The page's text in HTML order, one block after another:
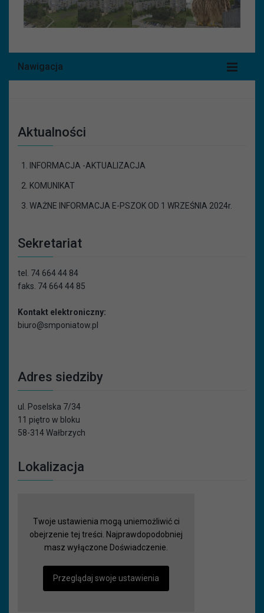
Nawigacja
Aktualności
INFORMACJA -AKTUALIZACJA
KOMUNIKAT
WAŻNE INFORMACJA E-PSZOK OD 1 WRZEŚNIA 2024r.
Sekretariat
tel. 74 664 44 84
faks. 74 664 44 85
Kontakt elektroniczny:
biuro@smponiatow.pl
Adres siedziby
ul. Poselska 7/34
11 piętro w bloku
58-314 Wałbrzych
Lokalizacja
Twoje ustawienia mogą uniemożliwić ci
obejrzenie tej treści. Najprawdopodobniej
masz wyłączone Doświadczenie.
Przeglądaj swoje ustawienia